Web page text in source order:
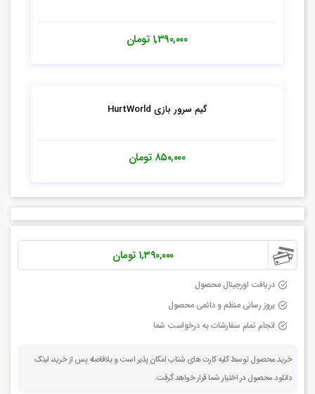
۱,۳۹۰,۰۰۰ تومان
گیم سرور بازی HurtWorld
۸۵۰,۰۰۰ تومان
۱,۳۹۰,۰۰۰ تومان
دریافت اورجینال محصول
بروز رسانی منظم و دائمی محصول
انجام تمام سفارشات به درخواست شما
خرید محصول توسط کلیه کارت های شتاب امکان پذیر است و بلافاصله پس از خرید، لینک
دانلود محصول در اختیار شما قرار خواهد گرفت.